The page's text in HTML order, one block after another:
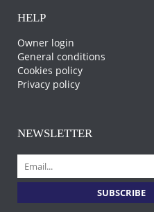
HELP
Owner login
General conditions
Cookies policy
Privacy policy
NEWSLETTER